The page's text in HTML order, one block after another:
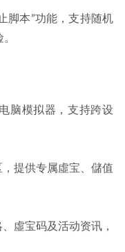
脚本”功能，支持随机
脑模拟器，支持跨设
提供专属虛宝、儲值
虛宝码及活动资讯，